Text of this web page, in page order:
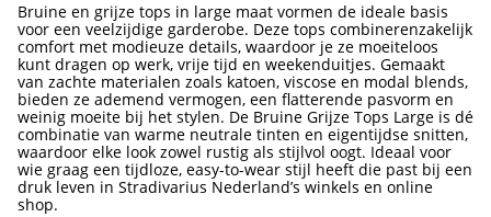
Bruine en grijze tops in large maat vormen de ideale basis
voor een veelzijdige garderobe. Deze tops combinerenzakelijk
comfort met modieuze details, waardoor je ze moeiteloos
kunt dragen op werk, vrije tijd en weekenduitjes. Gemaakt
van zachte materialen zoals katoen, viscose en modal blends,
bieden ze ademend vermogen, een flatterende pasvorm en
weinig moeite bij het stylen. De Bruine Grijze Tops Large is dé
combinatie van warme neutrale tinten en eigentijdse snitten,
waardoor elke look zowel rustig als stijlvol oogt. Ideaal voor
wie graag een tijdloze, easy-to-wear stijl heeft die past bij een
druk leven in Stradivarius Nederland’s winkels en online
shop.